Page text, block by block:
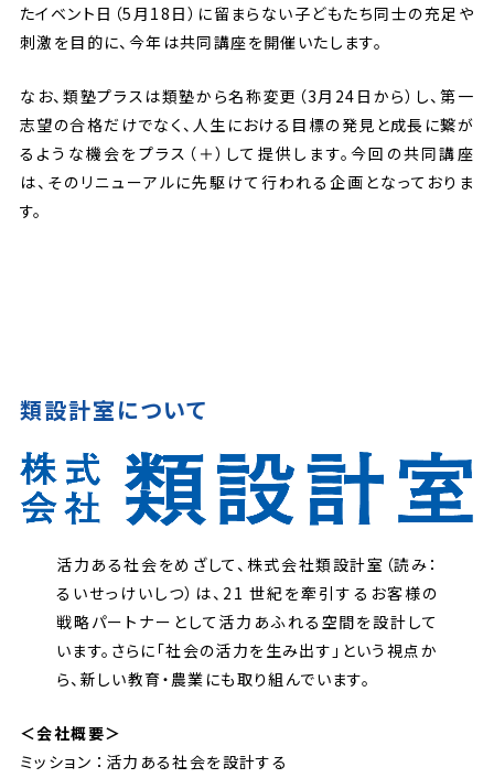
たイベント日（5月18日）に留まらない子どもたち同士の充足や
刺激を目的に、今年は共同講座を開催いたします。
なお、類塾プラスは類塾から名称変更（3月24日から）し、第一
志望の合格だけでなく、人生における目標の発見と成長に繋が
るような機会をプラス（＋）して提供します。今回の共同講座
は、そのリニューアルに先駆けて行われる企画となっておりま
す。
類設計室について
活力ある社会をめざして、株式会社類設計室（読み：
るいせっけいしつ）は、21 世紀を牽引するお客様の
戦略パートナーとして活力あふれる空間を設計して
います。さらに「社会の活力を生み出す」という視点か
ら、新しい教育・農業にも取り組んでいます。
＜会社概要＞
ミッション ：活力ある社会を設計する